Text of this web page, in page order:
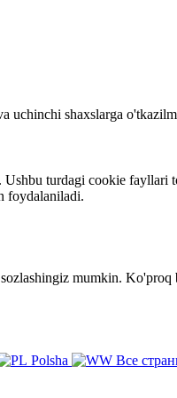
shaxslarga
turdagi cookie fayllari
foydalaniladi.
mumkin. Ko'proq
Polsha Все